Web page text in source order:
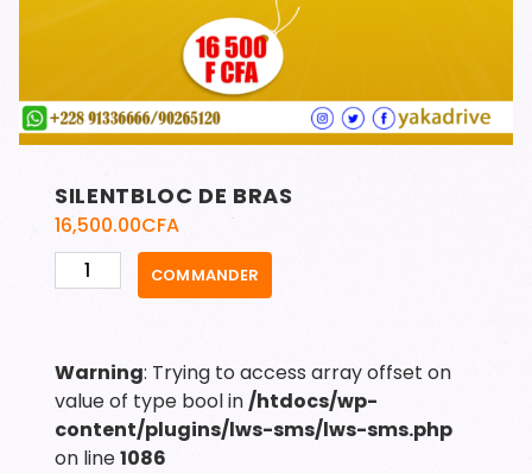
SILENTBLOC DE BRAS
16,500.00CFA
quantité
de
BRAS
COMMANDER
Warning: Trying to access array offset on
value of type bool in/htdocs/wp-
content/plugins/lws-sms/lws-sms.php
on line1086